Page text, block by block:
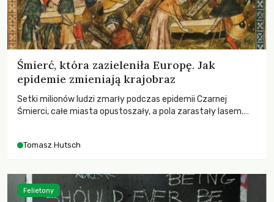
Śmierć, która zazieleniła Europę. Jak
epidemie zmieniają krajobraz
Setki milionów ludzi zmarły podczas epidemii Czarnej
Śmierci, całe miasta opustoszały, a pola zarastały lasem.
największych katastrof w swoich dziejach.
Tomasz Hutsch
Felietony